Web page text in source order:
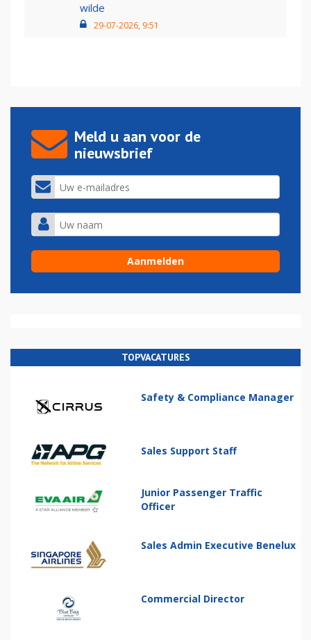
wilde
29-07-2026, 9:51
Meld u aan voor de
nieuwsbrief
TOPVACATURES
Safety & Compliance Manager
Sales Support Staff
Junior Passenger Traffic
Officer
Sales Admin Executive Benelux
Commercial Director